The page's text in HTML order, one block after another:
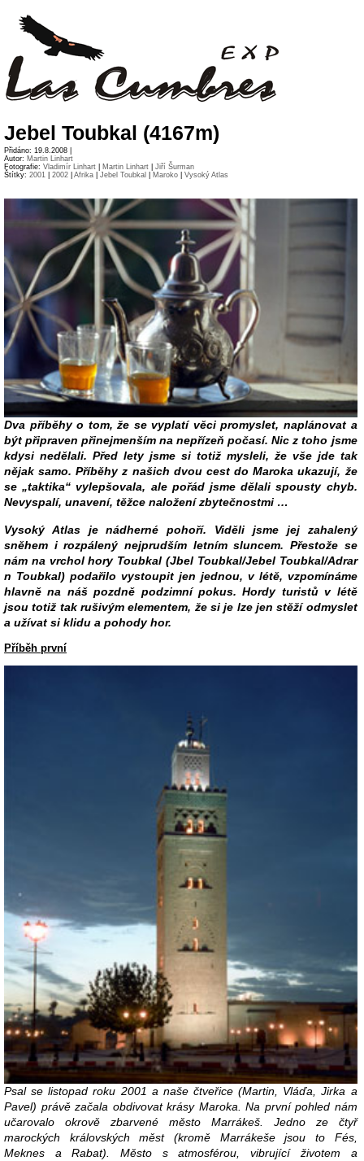
Jebel Toubkal (4167m)
Přidáno: 19.8.2008 |
Autor: Martin Linhart
Fotografie: Vladimír Linhart Martin Linhart
Jiří Šurman
Štítky: 2001 2002 Afrika Jebel Toubkal Maroko Vysoký Atlas
Dva příběhy o tom, že se vyplatí věci promyslet, naplánovat a
být připraven přinejmenším na nepřízeň počasí. Nic z toho jsme
kdysi nedělali. Před lety jsme si totiž mysleli, že vše jde tak
nějak samo. Příběhy z našich dvou cest do Maroka ukazují, že
se „taktika“ vylepšovala, ale pořád jsme dělali spousty chyb.
Nevyspalí, unavení, těžce naložení zbytečnostmi …
Vysoký Atlas je nádherné pohoří. Viděli jsme jej zahalený
sněhem i rozpálený nejprudším letním sluncem. Přestože se
nám na vrchol hory Toubkal (Jbel Toubkal/Jebel Toubkal/Adrar
n Toubkal) podařilo vystoupit jen jednou, v létě, vzpomínáme
hlavně na náš pozdně podzimní pokus. Hordy turistů v létě
jsou totiž tak rušivým elementem, že si je lze jen stěží odmyslet
a užívat si klidu a pohody hor.
Příběh první
Psal se listopad roku 2001 a naše čtveřice (Martin, Vláďa, Jirka a
Pavel) právě začala obdivovat krásy Maroka. Na první pohled nám
učarovalo okrově zbarvené město Marrákeš. Jedno ze čtyř
marockých královských měst (kromě Marrákeše jsou to Fés,
Meknes a Rabat). Město s atmosférou, vibrující životem a